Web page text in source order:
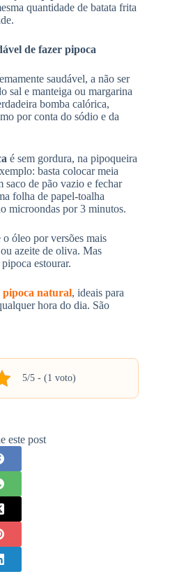
quantidade de batata frita
de fazer pipoca
saudável, a não ser
sal e manteiga ou margarina
bomba calórica,
por conta do sódio e da
é sem gordura, na pipoqueira
basta colocar meia
saco de pão vazio e fechar
folha de papel-toalha
microondas por 3 minutos.
óleo por versões mais
ou azeite de oliva. Mas
estourar.
pipoca natural, ideais para
hora do dia. São
5/5 - (1 voto)
este post